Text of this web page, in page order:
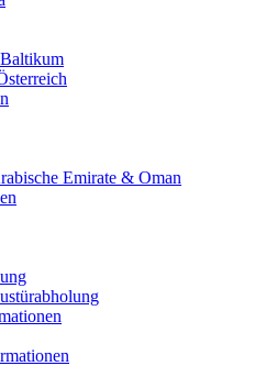
Emirate & Oman